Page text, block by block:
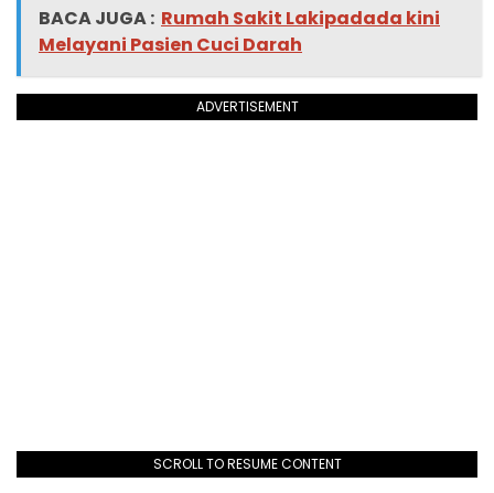
BACA JUGA : Rumah Sakit Lakipadada kini
Melayani Pasien Cuci Darah
ADVERTISEMENT
SCROLL TO RESUME CONTENT